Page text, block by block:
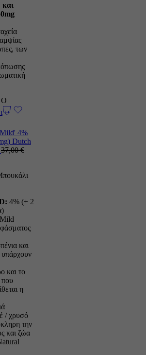
των
Dutch
37,00€
4% (± 2
και
υπάρχουν
και το
που
η
/ χρυσό
την
και ζώα